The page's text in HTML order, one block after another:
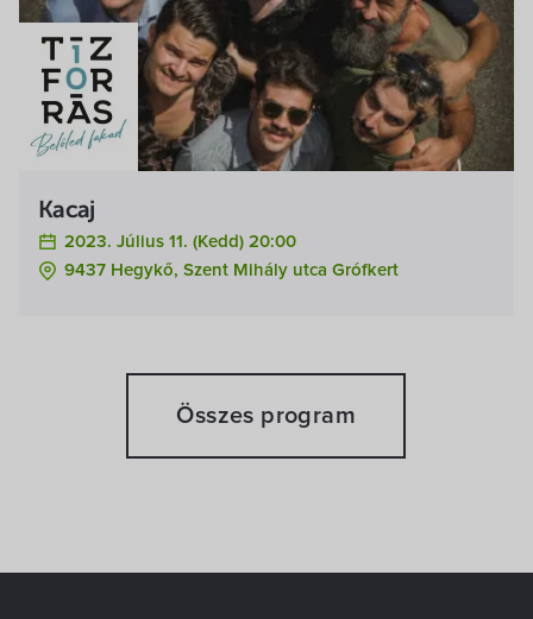
Kacaj
2023. Július 11. (kedd) 20:00
9437 Hegykő, Szent Mihály utca Grófkert
Összes program